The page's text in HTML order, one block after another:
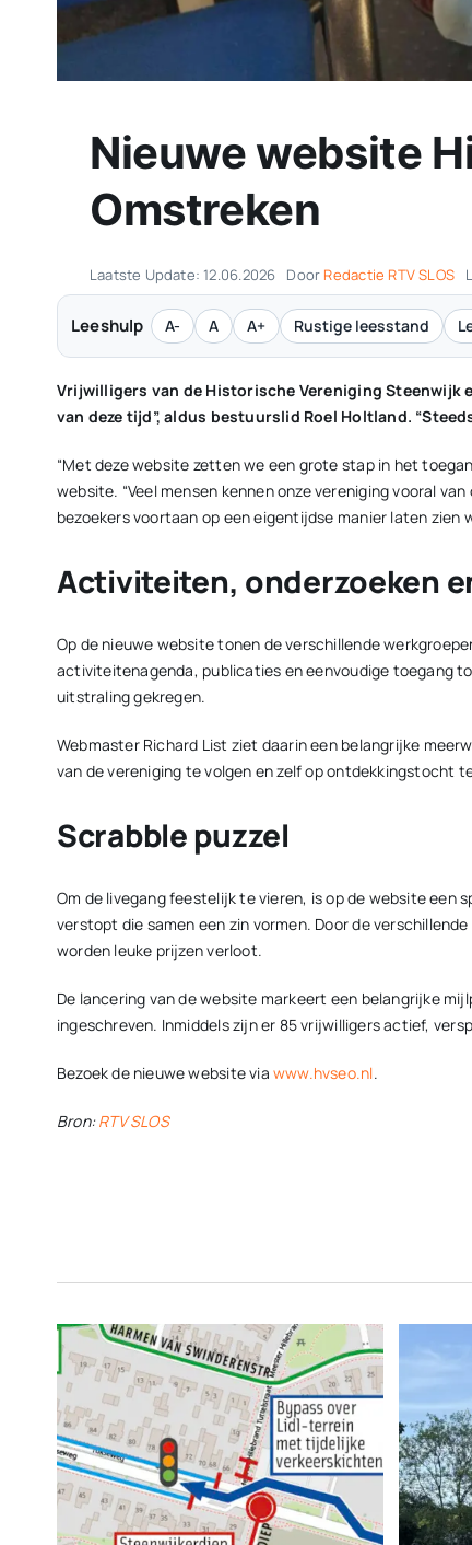
Nieuwe website
Omstreken
Laatste Update: 12.06.2026 Door Redactie RTV SLOS
Leeshulp A- A A+ Rustige leesstand
Vrijwilligers van de Historische Vereniging Steenwijk
van deze tijd”, aldus bestuurslid Roel Holtland.
“Met deze website zetten we een grote stap in het
website. “Veel mensen kennen onze vereniging vooral
bezoekers voortaan op een eigentijdse manier laten zien
Activiteiten, onderzoeken
Op de nieuwe website tonen de verschillende
activiteitenagenda, publicaties en eenvoudige toegang
uitstraling gekregen.
Webmaster Richard List ziet daarin een belangrijke
van de vereniging te volgen en zelf op ontdekkingstocht
Scrabble puzzel
Om de livegang feestelijk te vieren, is op de website
verstopt die samen een zin vormen. Door de
worden leuke prijzen verloot.
De lancering van de website markeert een belangrijke
ingeschreven. Inmiddels zijn er 85 vrijwilligers actief,
Bezoek de nieuwe website viawww.hvseo.nl.
Bron:RTV SLOS